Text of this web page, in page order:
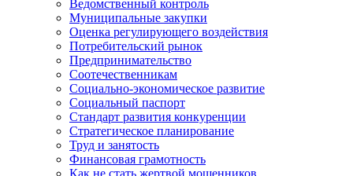
Ведомственный контроль
Муниципальные закупки
Оценка регулирующего воздействия
Потребительский рынок
Предпринимательство
Соотечественникам
Социально-экономическое развитие
Социальный паспорт
Стандарт развития конкуренции
Стратегическое планирование
Труд и занятость
Финансовая грамотность
Как не стать жертвой мошенников